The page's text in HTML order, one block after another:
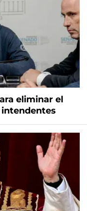
eliminar el